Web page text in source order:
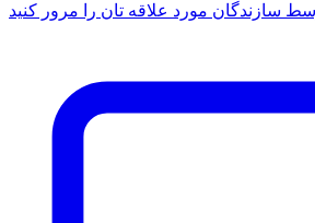
سازندگان مورد علاقه تان را مرور کنید